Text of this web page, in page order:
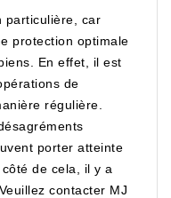
particulière, car
protection optimale
En effet, il est
de
régulière.
porter atteinte
de cela, il y a
contacter MJ